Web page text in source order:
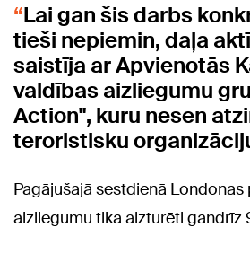
Lai gan šis darbs
tieši nepiemin, daļa
saistīja ar Apvienotās
valdības aizliegumu
Action", kuru nesen
teroristisku
Pagājušajā sestdienā
aizliegumu tika aizturēti gandrīz